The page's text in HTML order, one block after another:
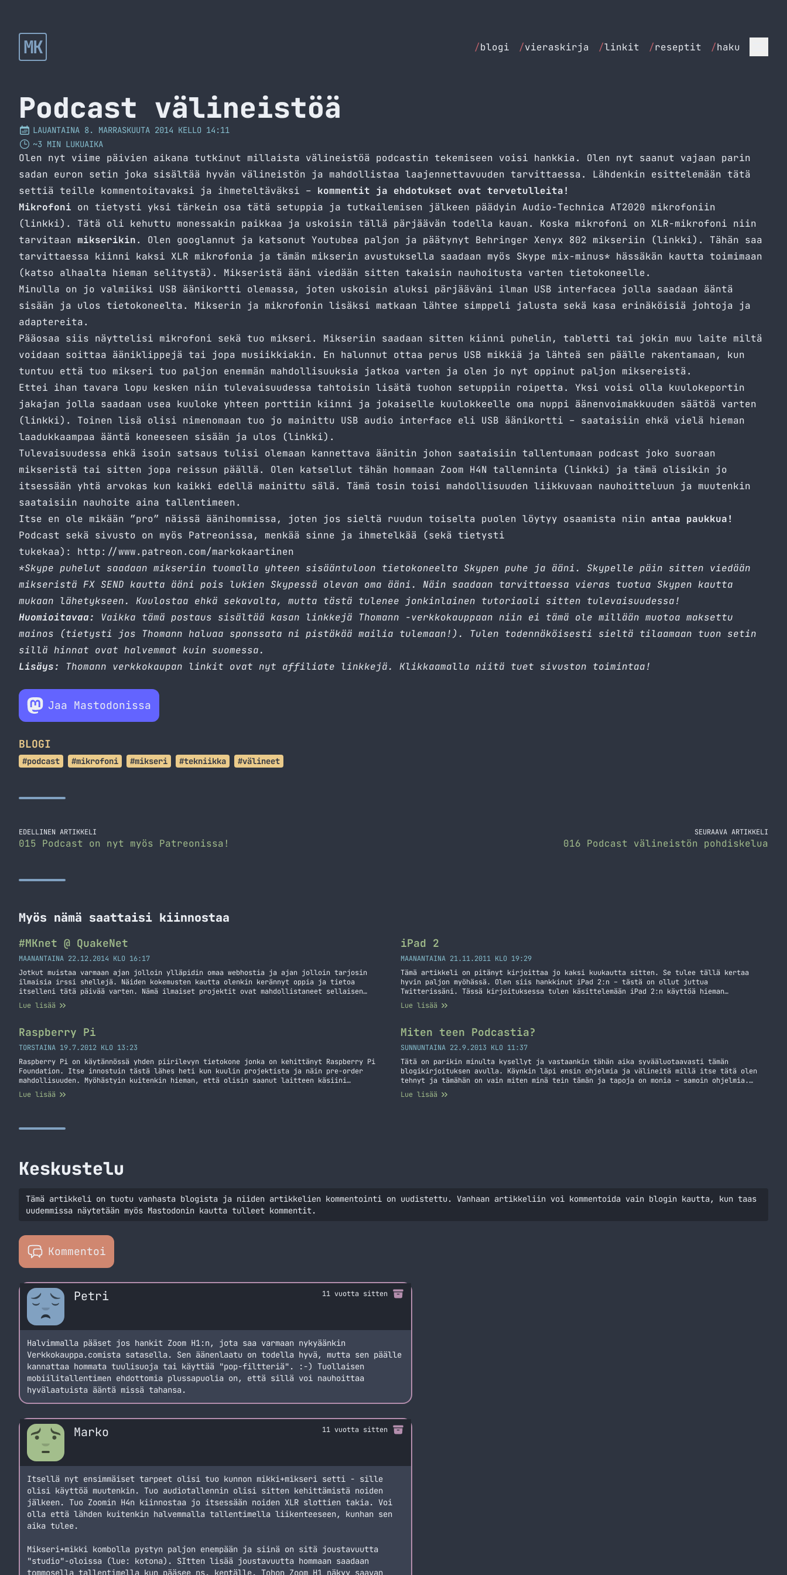
MK /blogi /vieraskirja /linkit /reseptit /haku
Podcast välineistöä
LAUANTAINA 8. MARRASKUUTA 2014 KELLO 14:11
~3 MIN LUKUAIKA
Olen nyt viime päivien aikana tutkinut millaista välineistöä podcastin tekemiseen voisi hankkia. Olen nyt saanut vajaan parin
sadan euron setin joka sisältää hyvän välineistön ja mahdollistaa laajennettavuuden tarvittaessa. Lähdenkin esittelemään tätä
settiä teille kommentoitavaksi ja ihmeteltäväksi – kommentit ja ehdotukset ovat tervetulleita!
Mikrofoni on tietysti yksi tärkein osa tätä setuppia ja tutkailemisen jälkeen päädyin Audio-Technica AT2020 mikrofoniin
(linkki). Tätä oli kehuttu monessakin paikkaa ja uskoisin tällä pärjäävän todella kauan. Koska mikrofoni on XLR-mikrofoni niin
tarvitaan mikserikin. Olen googlannut ja katsonut Youtubea paljon ja päätynyt Behringer Xenyx 802 mikseriin (linkki). Tähän saa
tarvittaessa kiinni kaksi XLR mikrofonia ja tämän mikserin avustuksella saadaan myös Skype mix-minus* hässäkän kautta toimimaan
(katso alhaalta hieman selitystä). Mikseristä ääni viedään sitten takaisin nauhoitusta varten tietokoneelle.
Minulla on jo valmiiksi USB äänikortti olemassa, joten uskoisin aluksi pärjääväni ilman USB interfacea jolla saadaan ääntä
sisään ja ulos tietokoneelta. Mikserin ja mikrofonin lisäksi matkaan lähtee simppeli jalusta sekä kasa erinäköisiä johtoja ja
adaptereita.
Pääosaa siis näyttelisi mikrofoni sekä tuo mikseri. Mikseriin saadaan sitten kiinni puhelin, tabletti tai jokin muu laite miltä
voidaan soittaa ääniklippejä tai jopa musiikkiakin. En halunnut ottaa perus USB mikkiä ja lähteä sen päälle rakentamaan, kun
tuntuu että tuo mikseri tuo paljon enemmän mahdollisuuksia jatkoa varten ja olen jo nyt oppinut paljon miksereistä.
Ettei ihan tavara lopu kesken niin tulevaisuudessa tahtoisin lisätä tuohon setuppiin roipetta. Yksi voisi olla kuulokeportin
jakajan jolla saadaan usea kuuloke yhteen porttiin kiinni ja jokaiselle kuulokkeelle oma nuppi äänenvoimakkuuden säätöä varten
(linkki). Toinen lisä olisi nimenomaan tuo jo mainittu USB audio interface eli USB äänikortti – saataisiin ehkä vielä hieman
laadukkaampaa ääntä koneeseen sisään ja ulos (linkki).
Tulevaisuudessa ehkä isoin satsaus tulisi olemaan kannettava äänitin johon saataisiin tallentumaan podcast joko suoraan
mikseristä tai sitten jopa reissun päällä. Olen katsellut tähän hommaan Zoom H4N tallenninta (linkki) ja tämä olisikin jo
itsessään yhtä arvokas kun kaikki edellä mainittu sälä. Tämä tosin toisi mahdollisuuden liikkuvaan nauhoitteluun ja muutenkin
saataisiin nauhoite aina tallentimeen.
Itse en ole mikään ”pro” näissä äänihommissa, joten jos sieltä ruudun toiselta puolen löytyy osaamista niin antaa paukkua!
Podcast sekä sivusto on myös Patreonissa, menkää sinne ja ihmetelkää (sekä tietysti
tukekaa): http://www.patreon.com/markokaartinen
*Skype puhelut saadaan mikseriin tuomalla yhteen sisääntuloon tietokoneelta Skypen puhe ja ääni. Skypelle päin sitten viedään
mikseristä FX SEND kautta ääni pois lukien Skypessä olevan oma ääni. Näin saadaan tarvittaessa vieras tuotua Skypen kautta
mukaan lähetykseen. Kuulostaa ehkä sekavalta, mutta tästä tulenee jonkinlainen tutoriaali sitten tulevaisuudessa!
Huomioitavaa:
Vaikka tämä postaus sisältää kasan linkkejä Thomann -verkkokauppaan niin ei tämä ole millään muotoa maksettu
mainos (tietysti jos Thomann haluaa sponssata ni pistäkää mailia tulemaan!). Tulen todennäköisesti sieltä tilaamaan tuon setin
sillä hinnat ovat halvemmat kuin suomessa.
Lisäys:
Thomann verkkokaupan linkit ovat nyt affiliate linkkejä. Klikkaamalla niitä tuet sivuston toimintaa!
Jaa Mastodonissa
BLOGI
#podcast #mikrofoni #mikseri #tekniikka #välineet
EDELLINEN ARTIKKELI
015 Podcast on nyt myös Patreonissa!
SEURAAVA ARTIKKELI
016 Podcast välineistön pohdiskelua
Myös nämä saattaisi kiinnostaa
#MKnet @ QuakeNet
MAANANTAINA 22.12.2014 KLO 16:17
Jotkut muistaa varmaan ajan jolloin ylläpidin omaa webhostia ja ajan jolloin tarjosin
ilmaisia irssi shellejä. Näiden kokemusten kautta olenkin kerännyt oppia ja tietoa
itselleni tätä päivää varten. Nämä ilmaiset projektit ovat mahdollistaneet sellaisen
oppimisen mihin en muuten olisi välttämättä tilaisuutta saanut. Olkoon tämä alku teille
kaikille ilmaisena vinkkinä: Säätäkää, kokeilkaa ja yrittäkää! Takaisin otsikon
Lue lisää
iPad 2
MAANANTAINA 21.11.2011 KLO 19:29
Tämä artikkeli on pitänyt kirjoittaa jo kaksi kuukautta sitten. Se tulee tällä kertaa
hyvin paljon myöhässä. Olen siis hankkinut iPad 2:n – tästä on ollut juttua
Twitterissäni. Tässä kirjoituksessa tulen käsittelemään iPad 2:n käyttöä hieman
laajemmalla aikavälillä. Kerron myös miten tätä on käytetty ja mitä appseja suosittelen
teille.
Lue lisää
Raspberry Pi
TORSTAINA 19.7.2012 KLO 13:23
Raspberry Pi on käytännössä yhden piirilevyn tietokone jonka on kehittänyt Raspberry Pi
Foundation. Itse innostuin tästä lähes heti kun kuulin projektista ja näin pre-order
mahdollisuuden. Myöhästyin kuitenkin hieman, että olisin saanut laitteen käsiini
nopeammin. Raspberry Pi tuli kuitenkin minulle postissa ja en ole kerennyt sitä säätämään
sillä tarvitsen vielä SDHC-muistikortin, joka on postissa tulossa. Itse… Jatka lukemista
Lue lisää
Miten teen Podcastia?
SUNNUNTAINA 22.9.2013 KLO 11:37
Tätä on parikin minulta kysellyt ja vastaankin tähän aika syvääluotaavasti tämän
blogikirjoituksen avulla. Käynkin läpi ensin ohjelmia ja välineitä millä itse tätä olen
tehnyt ja tämähän on vain miten minä tein tämän ja tapoja on monia – samoin ohjelmia.
Itsellä on tällä hetkellä nauhoittamista varten käytössä oma headsetti, jonka hankin
tuossa keväällä pelaamista varten kun… Jatka lukemista Miten teen Podcastia?
Lue lisää
Keskustelu
Tämä artikkeli on tuotu vanhasta blogista ja niiden artikkelien kommentointi on uudistettu. Vanhaan artikkeliin voi kommentoida vain blogin kautta, kun taas
uudemmissa näytetään myös Mastodonin kautta tulleet kommentit.
Kommentoi
Petri 11 vuotta sitten
Halvimmalla pääset jos hankit Zoom H1:n, jota saa varmaan nykyäänkin
Verkkokauppa.comista satasella. Sen äänenlaatu on todella hyvä, mutta sen päälle
kannattaa hommata tuulisuoja tai käyttää "pop-filtteriä". :-) Tuollaisen
mobiilitallentimen ehdottomia plussapuolia on, että sillä voi nauhoittaa
hyvälaatuista ääntä missä tahansa.
Marko 11 vuotta sitten
Itsellä nyt ensimmäiset tarpeet olisi tuo kunnon mikki+mikseri setti - sille
olisi käyttöä muutenkin. Tuo audiotallennin olisi sitten kehittämistä noiden
jälkeen. Tuo Zoomin H4n kiinnostaa jo itsessään noiden XLR slottien takia. Voi
olla että lähden kuitenkin halvemmalla tallentimella liikenteeseen, kunhan sen
aika tulee.
Mikseri+mikki kombolla pystyn paljon enempään ja siinä on sitä joustavuutta
"studio"-oloissa (lue: kotona). SItten lisää joustavuutta hommaan saadaan
tommosella tallentimella kun pääsee ns. kentälle. Tohon Zoom H1 näkyy saavan